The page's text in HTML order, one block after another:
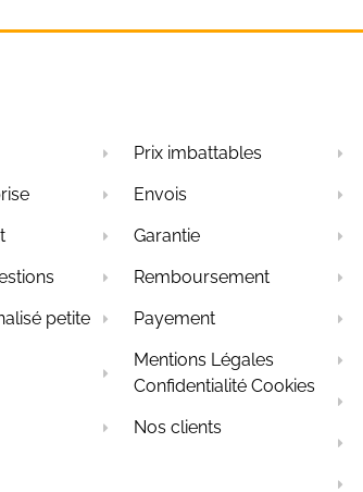
petite
Prix imbattables
Envois
Garantie
Remboursement
Payement
Mentions Légales
Confidentialité Cookies
Nos clients